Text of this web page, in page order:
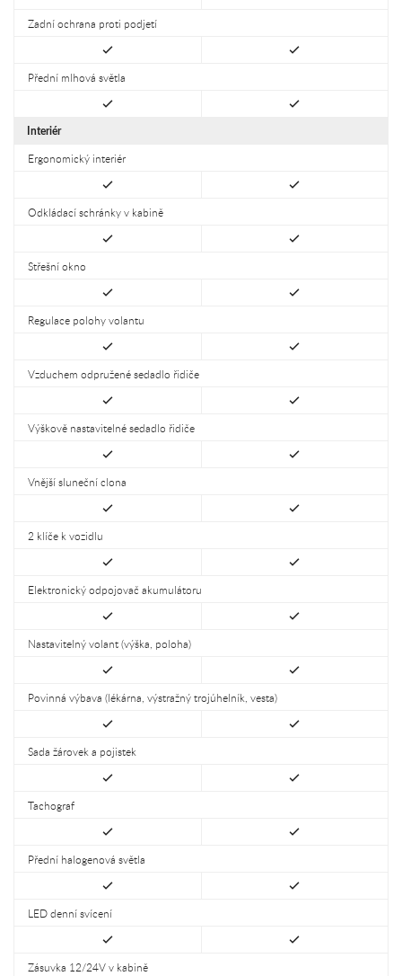
Zadní ochrana proti podjetí
Přední mlhová světla
Interiér
Ergonomický interiér
Odkládací schránky v kabině
Střešní okno
Regulace polohy volantu
Vzduchem odpružené sedadlo řidiče
Výškově nastavitelné sedadlo řidiče
Vnější sluneční clona
2 klíče k vozidlu
Elektronický odpojovač akumulátoru
Nastavitelný volant (výška, poloha)
Povinná výbava (lékárna, výstražný trojúhelník, vesta)
Sada žárovek a pojistek
Tachograf
Přední halogenová světla
LED denní svícení
Zásuvka 12/24V v kabině